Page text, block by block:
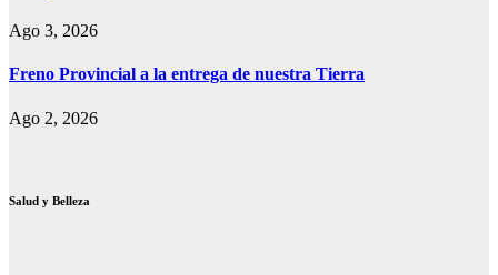
Ago 3, 2026
Freno Provincial a la entrega de nuestra Tierra
Ago 2, 2026
Salud y Belleza